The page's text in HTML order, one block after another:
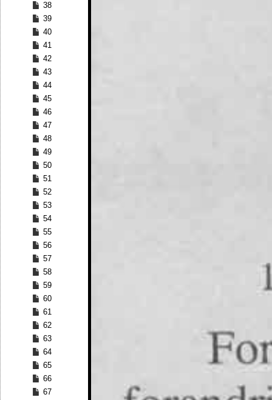
38
39
40
41
42
43
44
45
46
47
48
49
50
51
52
53
54
55
56
57
58
59
60
61
62
63
64
65
66
67